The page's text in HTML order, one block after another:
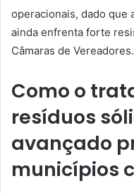
operacionais, dado que
ainda enfrenta forte
Câmaras de Vereadores.
Como o
resíduos
avançado
municípios